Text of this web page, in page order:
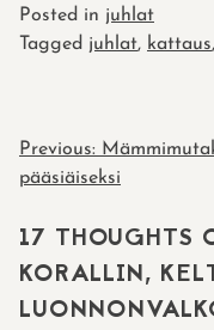
Posted in juhlat
Tagged juhlat, kattaus,
POST
NAVIGATION
Previous:
pääsiäiseksi
17 THOUGHTS
KORALLIN,